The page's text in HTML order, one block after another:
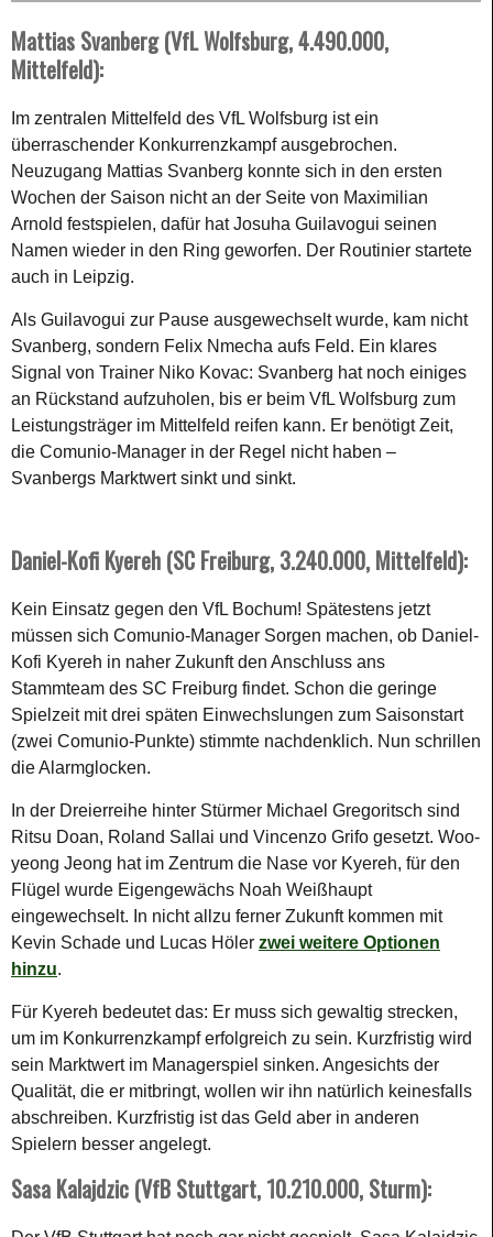
Mattias Svanberg (VfL Wolfsburg, 4.490.000,
Mittelfeld):
Im zentralen Mittelfeld des VfL Wolfsburg ist ein
überraschender Konkurrenzkampf ausgebrochen.
Neuzugang Mattias Svanberg konnte sich in den ersten
Wochen der Saison nicht an der Seite von Maximilian
Arnold festspielen, dafür hat Josuha Guilavogui seinen
Namen wieder in den Ring geworfen. Der Routinier startete
auch in Leipzig.
Als Guilavogui zur Pause ausgewechselt wurde, kam nicht
Svanberg, sondern Felix Nmecha aufs Feld. Ein klares
Signal von Trainer Niko Kovac: Svanberg hat noch einiges
an Rückstand aufzuholen, bis er beim VfL Wolfsburg zum
Leistungsträger im Mittelfeld reifen kann. Er benötigt Zeit,
die Comunio-Manager in der Regel nicht haben –
Svanbergs Marktwert sinkt und sinkt.
Daniel-Kofi Kyereh (SC Freiburg, 3.240.000, Mittelfeld):
Kein Einsatz gegen den VfL Bochum! Spätestens jetzt
müssen sich Comunio-Manager Sorgen machen, ob Daniel-
Kofi Kyereh in naher Zukunft den Anschluss ans
Stammteam des SC Freiburg findet. Schon die geringe
Spielzeit mit drei späten Einwechslungen zum Saisonstart
(zwei Comunio-Punkte) stimmte nachdenklich. Nun schrillen
die Alarmglocken.
In der Dreierreihe hinter Stürmer Michael Gregoritsch sind
Ritsu Doan, Roland Sallai und Vincenzo Grifo gesetzt. Woo-
yeong Jeong hat im Zentrum die Nase vor Kyereh, für den
Flügel wurde Eigengewächs Noah Weißhaupt
eingewechselt. In nicht allzu ferner Zukunft kommen mit
Kevin Schade und Lucas Höler zwei weitere Optionen
hinzu.
Für Kyereh bedeutet das: Er muss sich gewaltig strecken,
um im Konkurrenzkampf erfolgreich zu sein. Kurzfristig wird
sein Marktwert im Managerspiel sinken. Angesichts der
Qualität, die er mitbringt, wollen wir ihn natürlich keinesfalls
abschreiben. Kurzfristig ist das Geld aber in anderen
Spielern besser angelegt.
Sasa Kalajdzic (VfB Stuttgart, 10.210.000, Sturm):